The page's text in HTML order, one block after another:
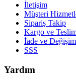
İletişim
Müşteri
Sipariş Takip
Kargo ve
İade ve Değişim
SSS
Yardım